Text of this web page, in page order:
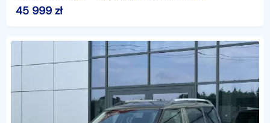
skarbowych.Gwarancja: 6 miesięcy.Cechy szczególne:Auto
od 1 w
45 999 zł